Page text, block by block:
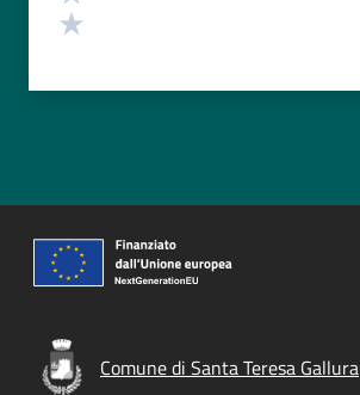
Comune di Santa Teresa Gallura